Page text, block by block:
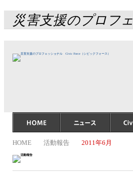
災害支援のプロフ
HOME 活動報告 2011年6月